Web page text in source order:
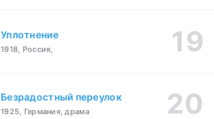
Уплотнение
1918, Россия,
Безрадостный переулок
1925, Германия, драма